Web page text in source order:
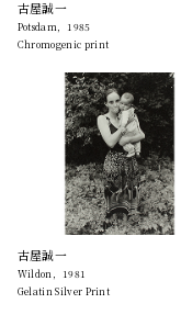
古屋誠一
Potsdam，1985
Chromogenic print
古屋誠一
Wildon，1981
Gelatin Silver Print